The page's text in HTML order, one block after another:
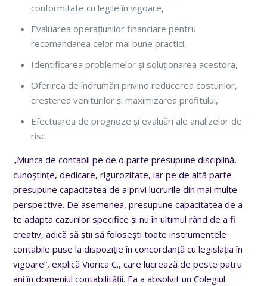
conformitate cu legile în vigoare,
Evaluarea operațiunilor financiare pentru
recomandarea celor mai bune practici,
Identificarea problemelor și soluționarea acestora,
Oferirea de îndrumări privind reducerea costurilor,
creșterea veniturilor și maximizarea profitului,
Efectuarea de prognoze și evaluări ale analizelor de
risc.
„Munca de contabil pe de o parte presupune disciplină,
cunoștințe, dedicare, rigurozitate, iar pe de altă parte
presupune capacitatea de a privi lucrurile din mai multe
perspective. De asemenea, presupune capacitatea de a
te adapta cazurilor specifice și nu în ultimul rând de a fi
creativ, adică să știi să folosești toate instrumentele
contabile puse la dispoziție în concordanță cu legislația în
vigoare”, explică Viorica C., care lucrează de peste patru
ani în domeniul contabilității. Ea a absolvit un Colegiul